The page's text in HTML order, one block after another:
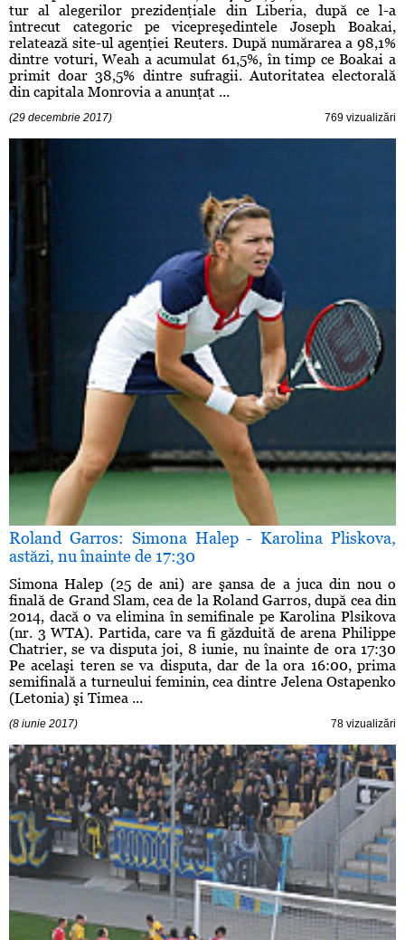
tur al alegerilor prezidenţiale din Liberia, după ce l-a
întrecut categoric pe vicepreşedintele Joseph Boakai,
relatează site-ul agenţiei Reuters. După numărarea a 98,1%
dintre voturi, Weah a acumulat 61,5%, în timp ce Boakai a
primit doar 38,5% dintre sufragii. Autoritatea electorală
din capitala Monrovia a anunţat ...
(29 decembrie 2017) 769 vizualizări
Roland Garros: Simona Halep - Karolina Pliskova,
astăzi, nu înainte de 17:30
Simona Halep (25 de ani) are şansa de a juca din nou o
finală de Grand Slam, cea de la Roland Garros, după cea din
2014, dacă o va elimina în semifinale pe Karolina Plsikova
(nr. 3 WTA). Partida, care va fi găzduită de arena Philippe
Chatrier, se va disputa joi, 8 iunie, nu înainte de ora 17:30
Pe acelaşi teren se va disputa, dar de la ora 16:00, prima
semifinală a turneului feminin, cea dintre Jelena Ostapenko
(Letonia) şi Timea ...
(8 iunie 2017) 78 vizualizări